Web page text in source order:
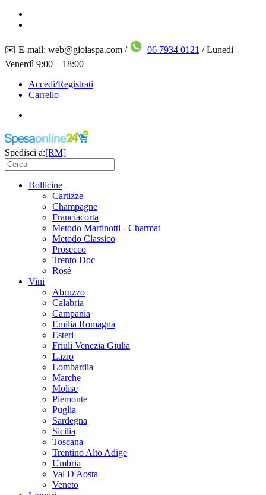
✉️ E-mail: web@gioiaspa.com / 06 7934 0121 / Lunedì –
Venerdì 9:00 – 18:00
Accedi/Registrati
Carrello
Spedisci a:[RM]
Bollicine
Cartizze
Champagne
Franciacorta
Metodo Martinotti - Charmat
Metodo Classico
Prosecco
Trento Doc
Rosé
Vini
Abruzzo
Calabria
Campania
Emilia Romagna
Esteri
Friuli Venezia Giulia
Lazio
Lombardia
Marche
Molise
Piemonte
Puglia
Sardegna
Sicilia
Toscana
Trentino Alto Adige
Umbria
Val D'Aosta
Veneto